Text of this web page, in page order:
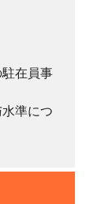
在員事
準につ